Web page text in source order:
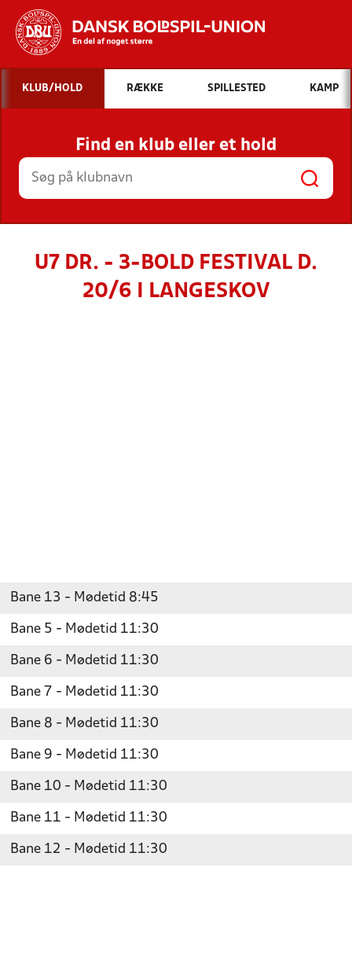
Hvad vil du søge efter?
INDHOLD OG NYHEDER
STILLINGER, RESULTATER, KLUBBER OG
HOLD
KLUB/HOLD RÆKKE SPILLESTED KAMP
Find en klub eller et hold
U7 DR. - 3-BOLD FESTIVAL D.
20/6 I LANGESKOV
Bane 13 - Mødetid 8:45
Bane 5 - Mødetid 11:30
Bane 6 - Mødetid 11:30
Bane 7 - Mødetid 11:30
Bane 8 - Mødetid 11:30
Bane 9 - Mødetid 11:30
Bane 10 - Mødetid 11:30
Bane 11 - Mødetid 11:30
Bane 12 - Mødetid 11:30